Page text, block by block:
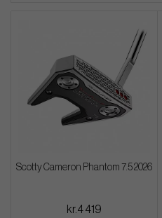
Scotty Cameron Phantom 7.5 2026
kr.4 419